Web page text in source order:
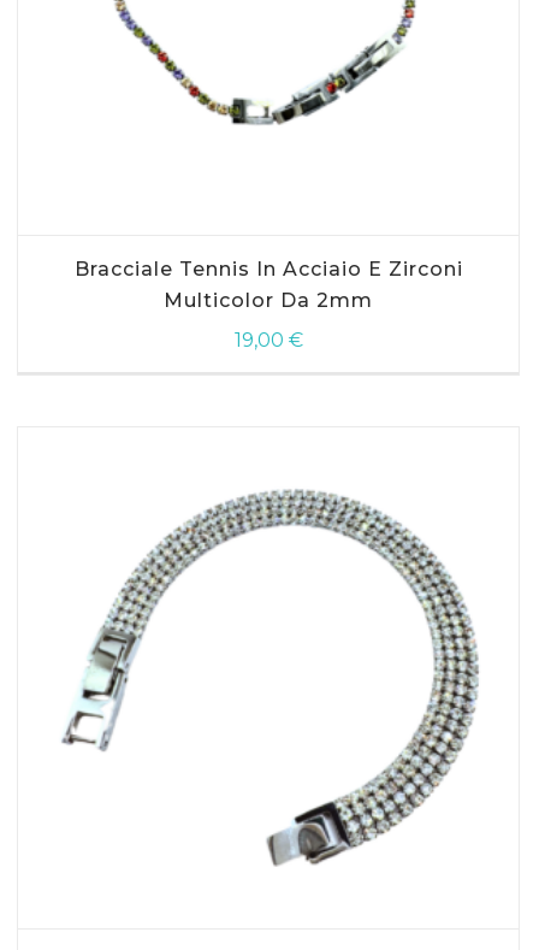
Bracciale Tennis In Acciaio E Zirconi
Multicolor Da 2mm
19,00 €